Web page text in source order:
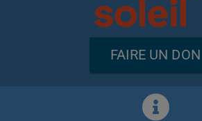
FAIRE UN DON